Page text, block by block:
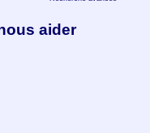
aider